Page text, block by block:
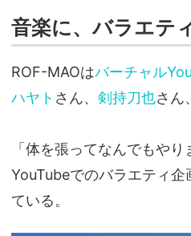
音楽に、バラエテ
ROF-MAOはバーチャル
ハヤト さん、 剣持刀也さん、
「体を張ってなんでもや
YouTubeでのバラエティ
ている。